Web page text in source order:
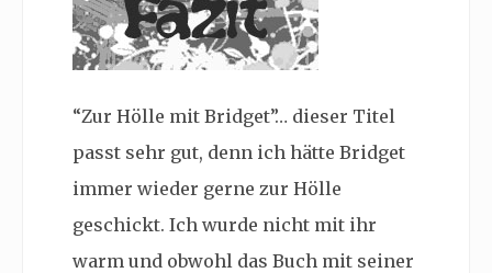
“Zur Hölle mit Bridget”… dieser Titel
passt sehr gut, denn ich hätte Bridget
immer wieder gerne zur Hölle
geschickt. Ich wurde nicht mit ihr
warm und obwohl das Buch mit seiner